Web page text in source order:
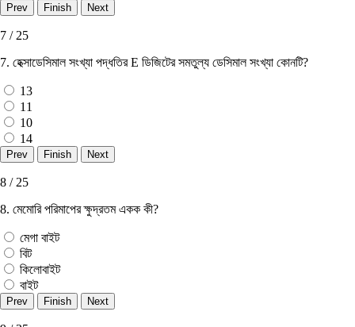
7 / 25
7. হেক্সাডেসিমাল সংখ্যা পদ্ধতির E ডিজিটের সমতুল্য ডেসিমাল সংখ্যা কোনটি?
13
11
10
14
8 / 25
8. মেমােরি পরিমাপের ক্ষুদ্রতম একক কী?
মেগা বাইট
বিট
কিলােবাইট
বাইট